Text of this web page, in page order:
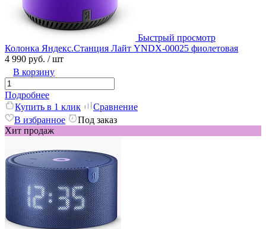
Быстрый просмотр
Колонка Яндекс.Станция Лайт YNDX-00025 фиолетовая
4 990 руб. / шт
В корзину
Подробнее
Купить в 1 клик
Сравнение
В избранное
Под заказ
Хит продаж